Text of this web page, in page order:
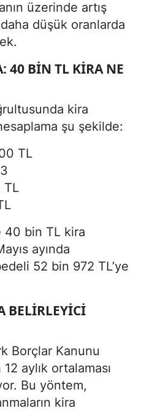
üzerinde artış
düşük oranlarda
40 BIN TL KIRA NE
kira
şu şekilde:
TL
TL
40 bin TL kira
ayında
52 bin 972 TL’ye
BELIRLEYICI
Borçlar Kanunu
aylık ortalaması
Bu yöntem,
kira